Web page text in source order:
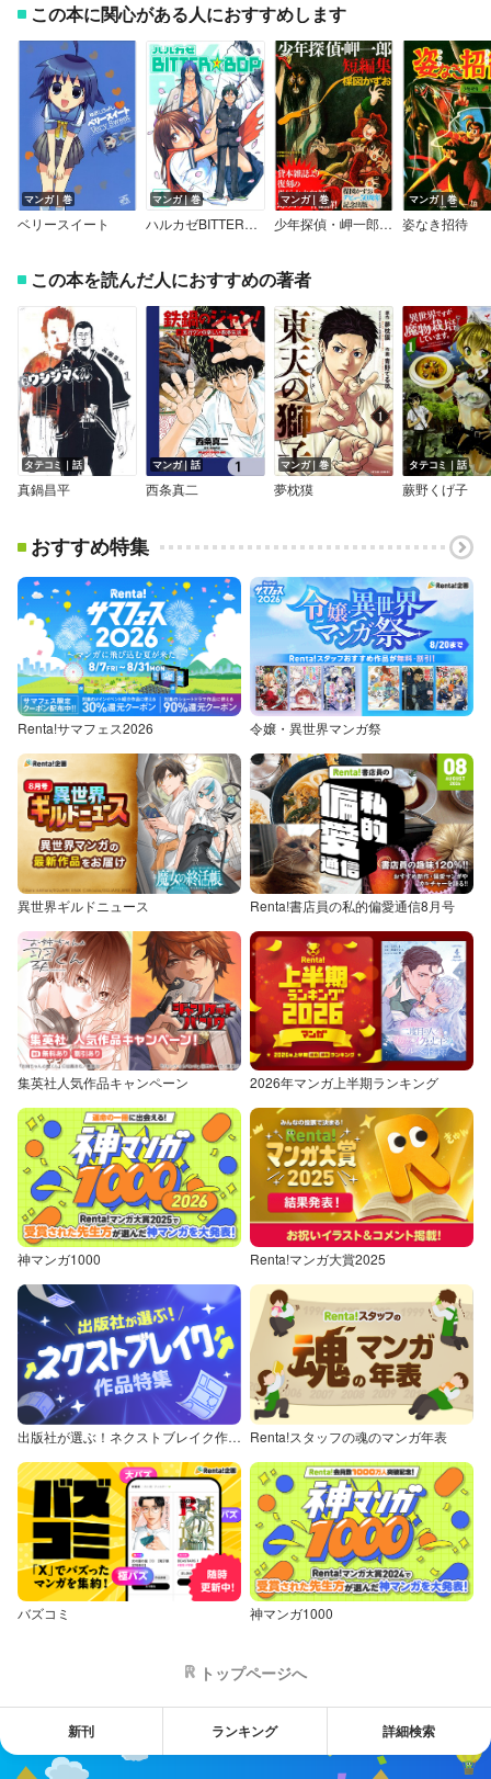
この本に関心がある人におすすめします
マンガ｜巻
ベリースイート
マンガ｜巻
ハルカゼBITTER☆BOP
マンガ｜巻
少年探偵・岬一郎短編集
マンガ｜巻
姿なき招待
この本を読んだ人におすすめの著者
タテコミ｜話
真鍋昌平
マンガ｜話
西条真二
マンガ｜巻
夢枕獏
タテコミ｜話
蕨野くげ子
おすすめ特集
Renta!サマフェス2026 令嬢・異世界マンガ祭
異世界ギルドニュース Renta!書店員の私的偏愛通信8月号
集英社人気作品キャンペーン 2026年マンガ上半期ランキング
神マンガ1000 Renta!マンガ大賞2025
出版社が選ぶ！ネクストブレイク作品特集 Renta!スタッフの魂のマンガ年表
バズコミ 神マンガ1000
トップページへ
新刊 ランキング 詳細検索